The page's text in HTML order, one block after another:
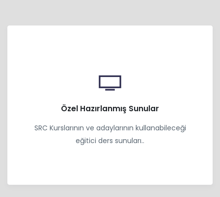
Özel Hazırlanmış Sunular
SRC Kurslarının ve adaylarının kullanabileceği
eğitici ders sunuları..